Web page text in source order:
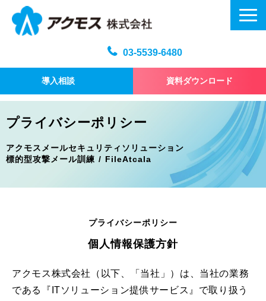
03-5539-6480
導入相談 資料ダウンロード
プラン・料金
お問い合わせ
プライバシーポリシー
アクモスメールセキュリティソリューション
標的型攻撃メール訓練 / FileAtcala
プライバシーポリシー
個人情報保護方針
アクモス株式会社（以下、「当社」）は、当社の業務
である『ITソリューション提供サービス』で取り扱う